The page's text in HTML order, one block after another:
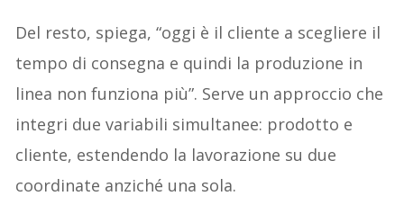
Del resto, spiega, “oggi è il cliente a scegliere il
tempo di consegna e quindi la produzione in
linea non funziona più”. Serve un approccio che
integri due variabili simultanee: prodotto e
cliente, estendendo la lavorazione su due
coordinate anziché una sola.